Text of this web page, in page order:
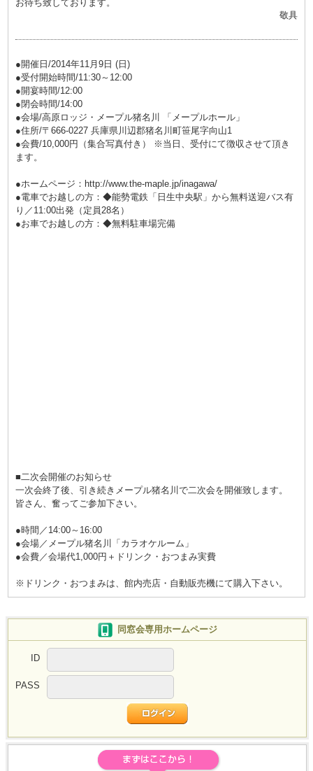
お待ち致しております。
敬具
●開催日/2014年11月9日 (日)
●受付開始時間/11:30～12:00
●開宴時間/12:00
●閉会時間/14:00
●会場/高原ロッジ・メープル猪名川 「メープルホール」
●住所/〒666-0227 兵庫県川辺郡猪名川町笹尾字向山1
●会費/10,000円（集合写真付き） ※当日、受付にて徴収させて頂き
ます。
●ホームページ： http://www.the-maple.jp/inagawa/
●電車でお越しの方：◆能勢電鉄「日生中央駅」から無料送迎バス有
り／11:00出発（定員28名）
●お車でお越しの方：◆無料駐車場完備
■二次会開催のお知らせ
一次会終了後、引き続きメープル猪名川で二次会を開催致します。
皆さん、奮ってご参加下さい。
●時間／14:00～16:00
●会場／メープル猪名川「カラオケルーム」
●会費／会場代1,000円＋ドリンク・おつまみ実費
※ドリンク・おつまみは、館内売店・自動販売機にて購入下さい。
同窓会専用ホームページ
ID
PASS